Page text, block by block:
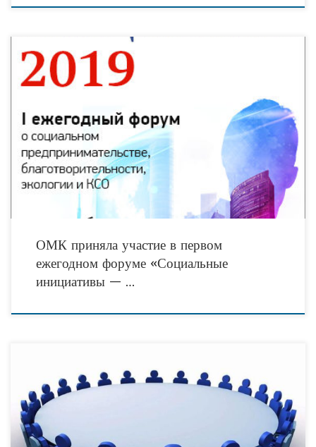
Объединенная металлургическая компания (АО «ОМК») приняла участие в
первом ежегодном форуме о социальном предпринимательстве,
благотворительности, экологии и КСО «Социальные инициативы»,
организатором которого является ИД «Коммерсантъ».
ОМК приняла участие в первом
ежегодном форуме «Социальные
инициативы — …
Приглашаем вас 24-25 октября 2019 года принять участие в межрегиональной
конференции «Современная социальная работа с семьей: ресурсы и практики
НКО», которая пройдет в г. Череповец (Вологодская область). Секции будут